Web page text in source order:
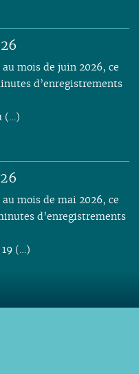
mois de juin 2026, ce
d’enregistrements
(…)
mois de mai 2026, ce
d’enregistrements
(…)